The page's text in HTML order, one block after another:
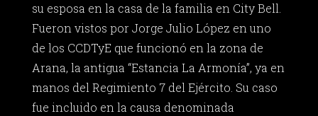
su esposa en la casa de la familia en City Bell.
Fueron vistos por Jorge Julio López en uno
de los CCDTyE que funcionó en la zona de
Arana, la antigua “Estancia La Armonía”, ya en
manos del Regimiento 7 del Ejército. Su caso
fue incluido en la causa denominada